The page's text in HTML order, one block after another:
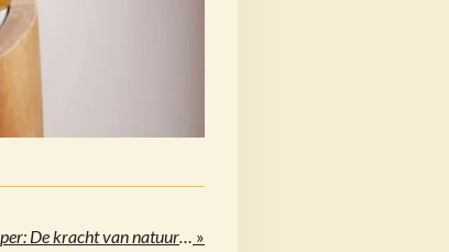
Honing met kurkuma en zwarte peper: De kracht van natuurlijke ingrediënten »